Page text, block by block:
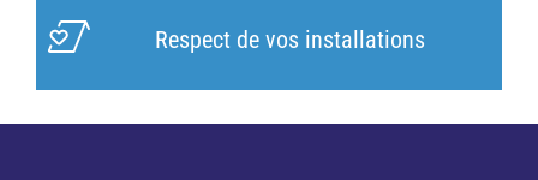
Respect de vos installations